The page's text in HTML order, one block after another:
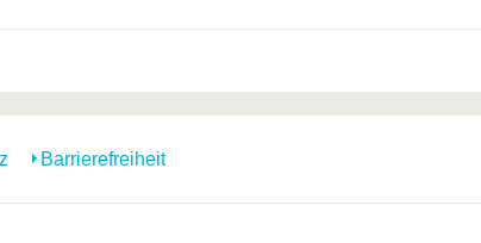
Barrierefreiheit